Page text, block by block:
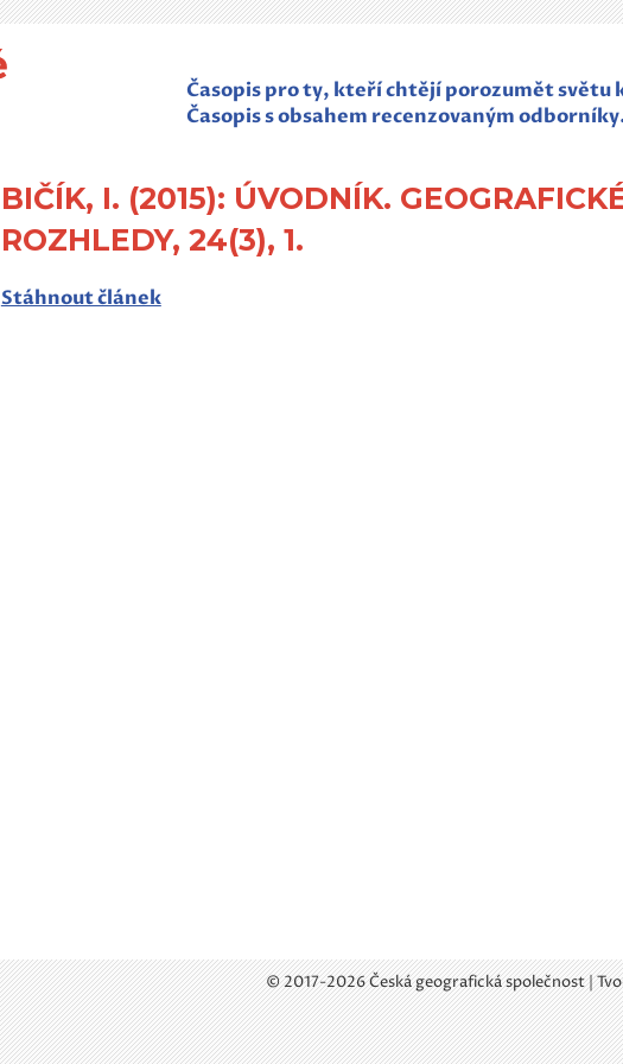
Časopis pro ty, kteří chtějí porozumět světu
Časopis s obsahem recenzovaným
BIČÍK, I. (2015): ÚVODNÍK.
ROZHLEDY, 24(3), 1.
Stáhnout článek
© 2017-2026 Česká geografická společnost |